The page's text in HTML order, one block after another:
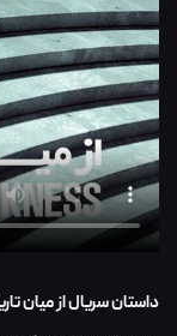
داستان سریال از میان